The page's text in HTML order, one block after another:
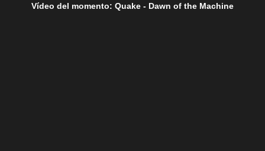
Vídeo del momento: Quake - Dawn of the Machine